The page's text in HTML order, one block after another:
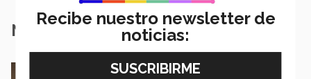
Notas Relacionadas
En la ONU: mexicana y EXATEC representó en
Recibe nuestro newsletter de
noticias: